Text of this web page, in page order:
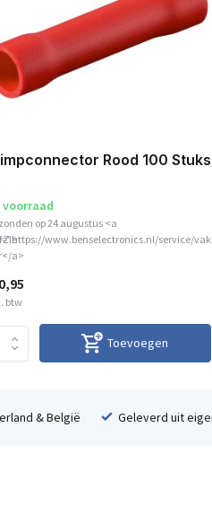
Rood 100 Stuks
voorraad
op 24 augustus <a
www.benselectronics.nl/service/
a>
btw
Toevoegen
& België Geleverd uit